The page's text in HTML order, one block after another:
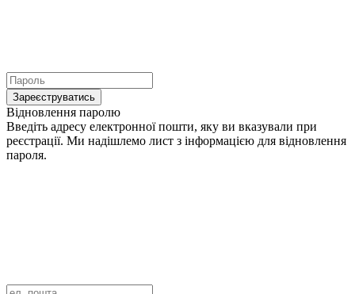
Зареєструватись
Відновлення паролю
Введіть адресу електронної пошти, яку ви вказували при
реєстрації. Ми надішлемо лист з інформацією для відновлення
пароля.